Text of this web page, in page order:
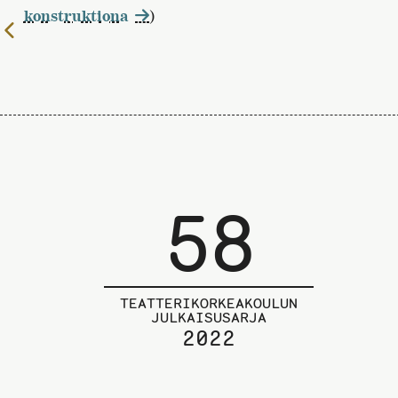
konstruktiona )
58
TEATTERIKORKEAKOULUN
JULKAISUSARJA
2022